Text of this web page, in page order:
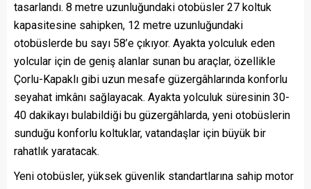
tasarlandı. 8 metre uzunluğundaki otobüsler 27 koltuk
kapasitesine sahipken, 12 metre uzunluğundaki
otobüslerde bu sayı 58’e çıkıyor. Ayakta yolculuk eden
yolcular için de geniş alanlar sunan bu araçlar, özellikle
Çorlu-Kapaklı gibi uzun mesafe güzergâhlarında konforlu
seyahat imkânı sağlayacak. Ayakta yolculuk süresinin 30-
40 dakikayı bulabildiği bu güzergâhlarda, yeni otobüslerin
sunduğu konforlu koltuklar, vatandaşlar için büyük bir
rahatlık yaratacak.
Yeni otobüsler, yüksek güvenlik standartlarına sahip motor